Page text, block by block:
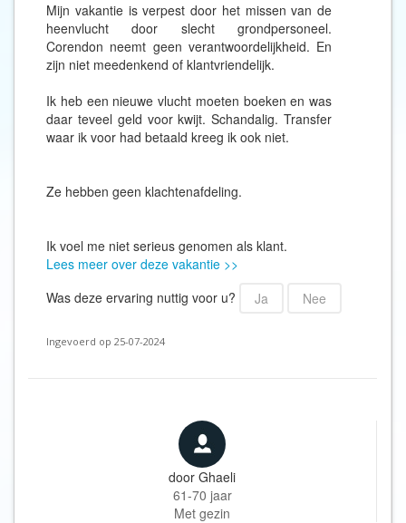
Mijn vakantie is verpest door het missen van de
heenvlucht door slecht grondpersoneel.
Corendon neemt geen verantwoordelijkheid. En
zijn niet meedenkend of klantvriendelijk.
Ik heb een nieuwe vlucht moeten boeken en was
daar teveel geld voor kwijt. Schandalig. Transfer
waar ik voor had betaald kreeg ik ook niet.
Ze hebben geen klachtenafdeling.
Ik voel me niet serieus genomen als klant.
Lees meer over deze vakantie >>
Was deze ervaring nuttig voor u?
Ja Nee
Ingevoerd op 25-07-2024
door Ghaeli
61-70 jaar
Met gezin